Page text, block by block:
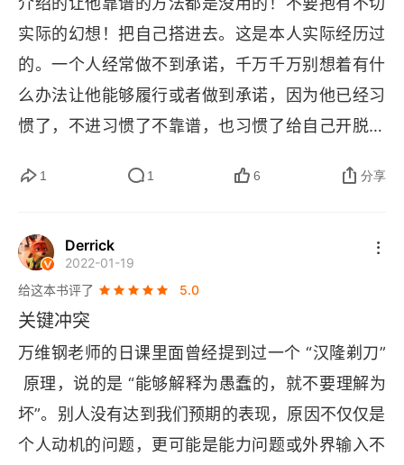
实际的幻想！把自己搭进去。这是本人实际经历过
的。一个人经常做不到承诺，千万千万别想着有什
么办法让他能够履行或者做到承诺，因为他已经习
惯了，不进习惯了不靠谱，也习惯了给自己开脱和
多或者就是看上去付出很多或者嘴上付出很多。最
高了，很难分别，要从细微处下手观察。勿以善小
1 1 6 分享
Derrick
2022-01-19
给这本书评了
5.0
关键冲突
万维钢老师的日课里面曾经提到过一个 “汉隆剃刀”
原理，说的是 “能够解释为愚蠢的，就不要理解为
坏”。别人没有达到我们预期的表现，原因不仅仅是
个人动机的问题，更可能是能力问题或外界输入不